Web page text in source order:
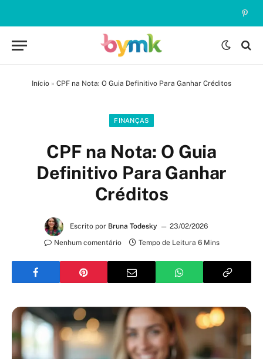
Início » CPF na Nota: O Guia Definitivo Para Ganhar Créditos
FINANÇAS
CPF na Nota: O Guia
Definitivo Para Ganhar
Créditos
Escrito por Bruna Todesky
23/02/2026
Nenhum comentário
Tempo de Leitura 6 Mins